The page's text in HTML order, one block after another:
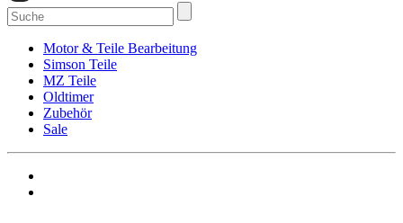
Suchen
nach:
Motor & Teile Bearbeitung
Simson Teile
MZ Teile
Oldtimer
Zubehör
Sale